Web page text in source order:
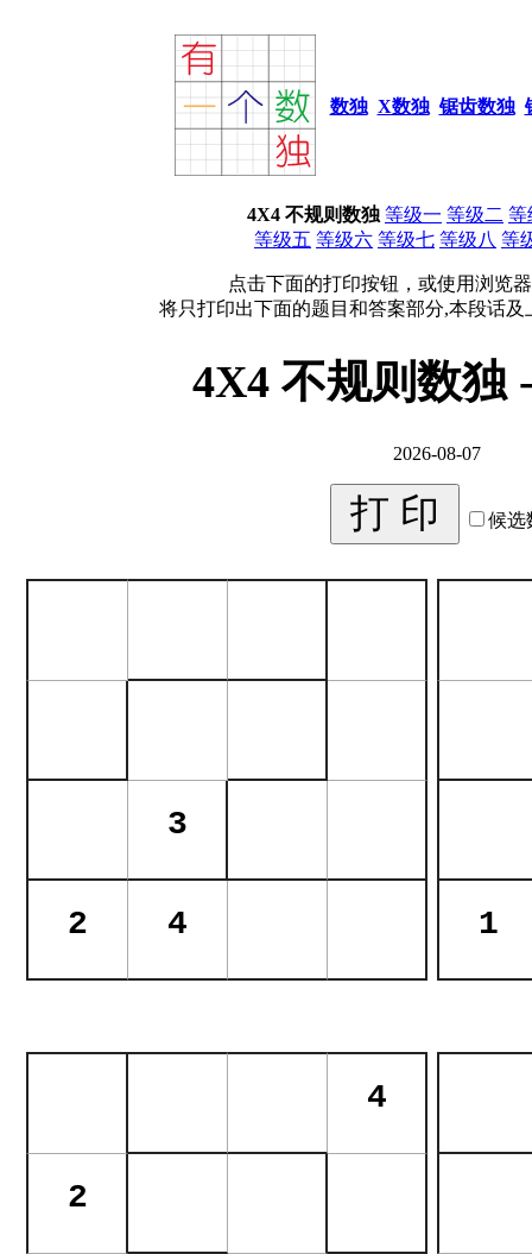
数独 X数独 锯齿数独
4X4 不规则数独 等级一 等级二 等
等级五 等级六 等级七 等级八 等
点击下面的打印按钮，或使用浏览
将只打印出下面的题目和答案部分,本段话
4X4 不规则数独
2026-08-07
候选